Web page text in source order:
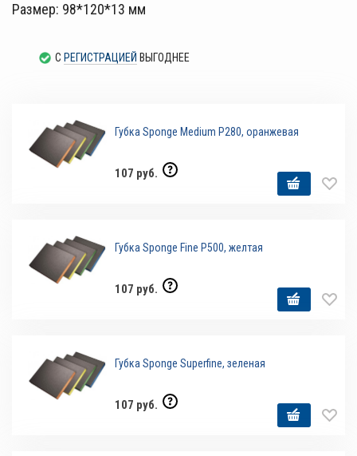
Размер: 98*120*13 мм
С РЕГИСТРАЦИЕЙ ВЫГОДНЕЕ
Губка Sponge Medium P280, оранжевая
107 руб.
Губка Sponge Fine P500, желтая
107 руб.
Губка Sponge Superfine, зеленая
107 руб.